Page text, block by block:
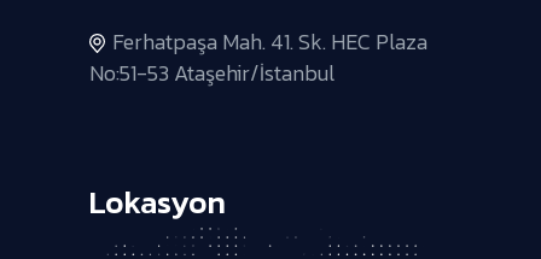
Ferhatpaşa Mah. 41. Sk. HEC Plaza
No:51-53 Ataşehir/İstanbul
Lokasyon